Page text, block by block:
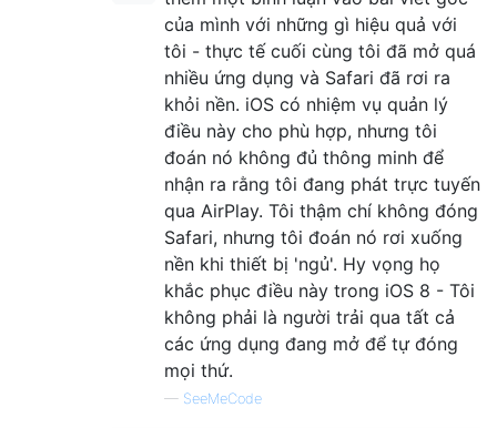
của mình với những gì hiệu quả với
tôi - thực tế cuối cùng tôi đã mở quá
nhiều ứng dụng và Safari đã rơi ra
khỏi nền. iOS có nhiệm vụ quản lý
điều này cho phù hợp, nhưng tôi
đoán nó không đủ thông minh để
nhận ra rằng tôi đang phát trực tuyến
qua AirPlay. Tôi thậm chí không đóng
Safari, nhưng tôi đoán nó rơi xuống
nền khi thiết bị 'ngủ'. Hy vọng họ
khắc phục điều này trong iOS 8 - Tôi
không phải là người trải qua tất cả
các ứng dụng đang mở để tự đóng
mọi thứ.
— SeeMeCode